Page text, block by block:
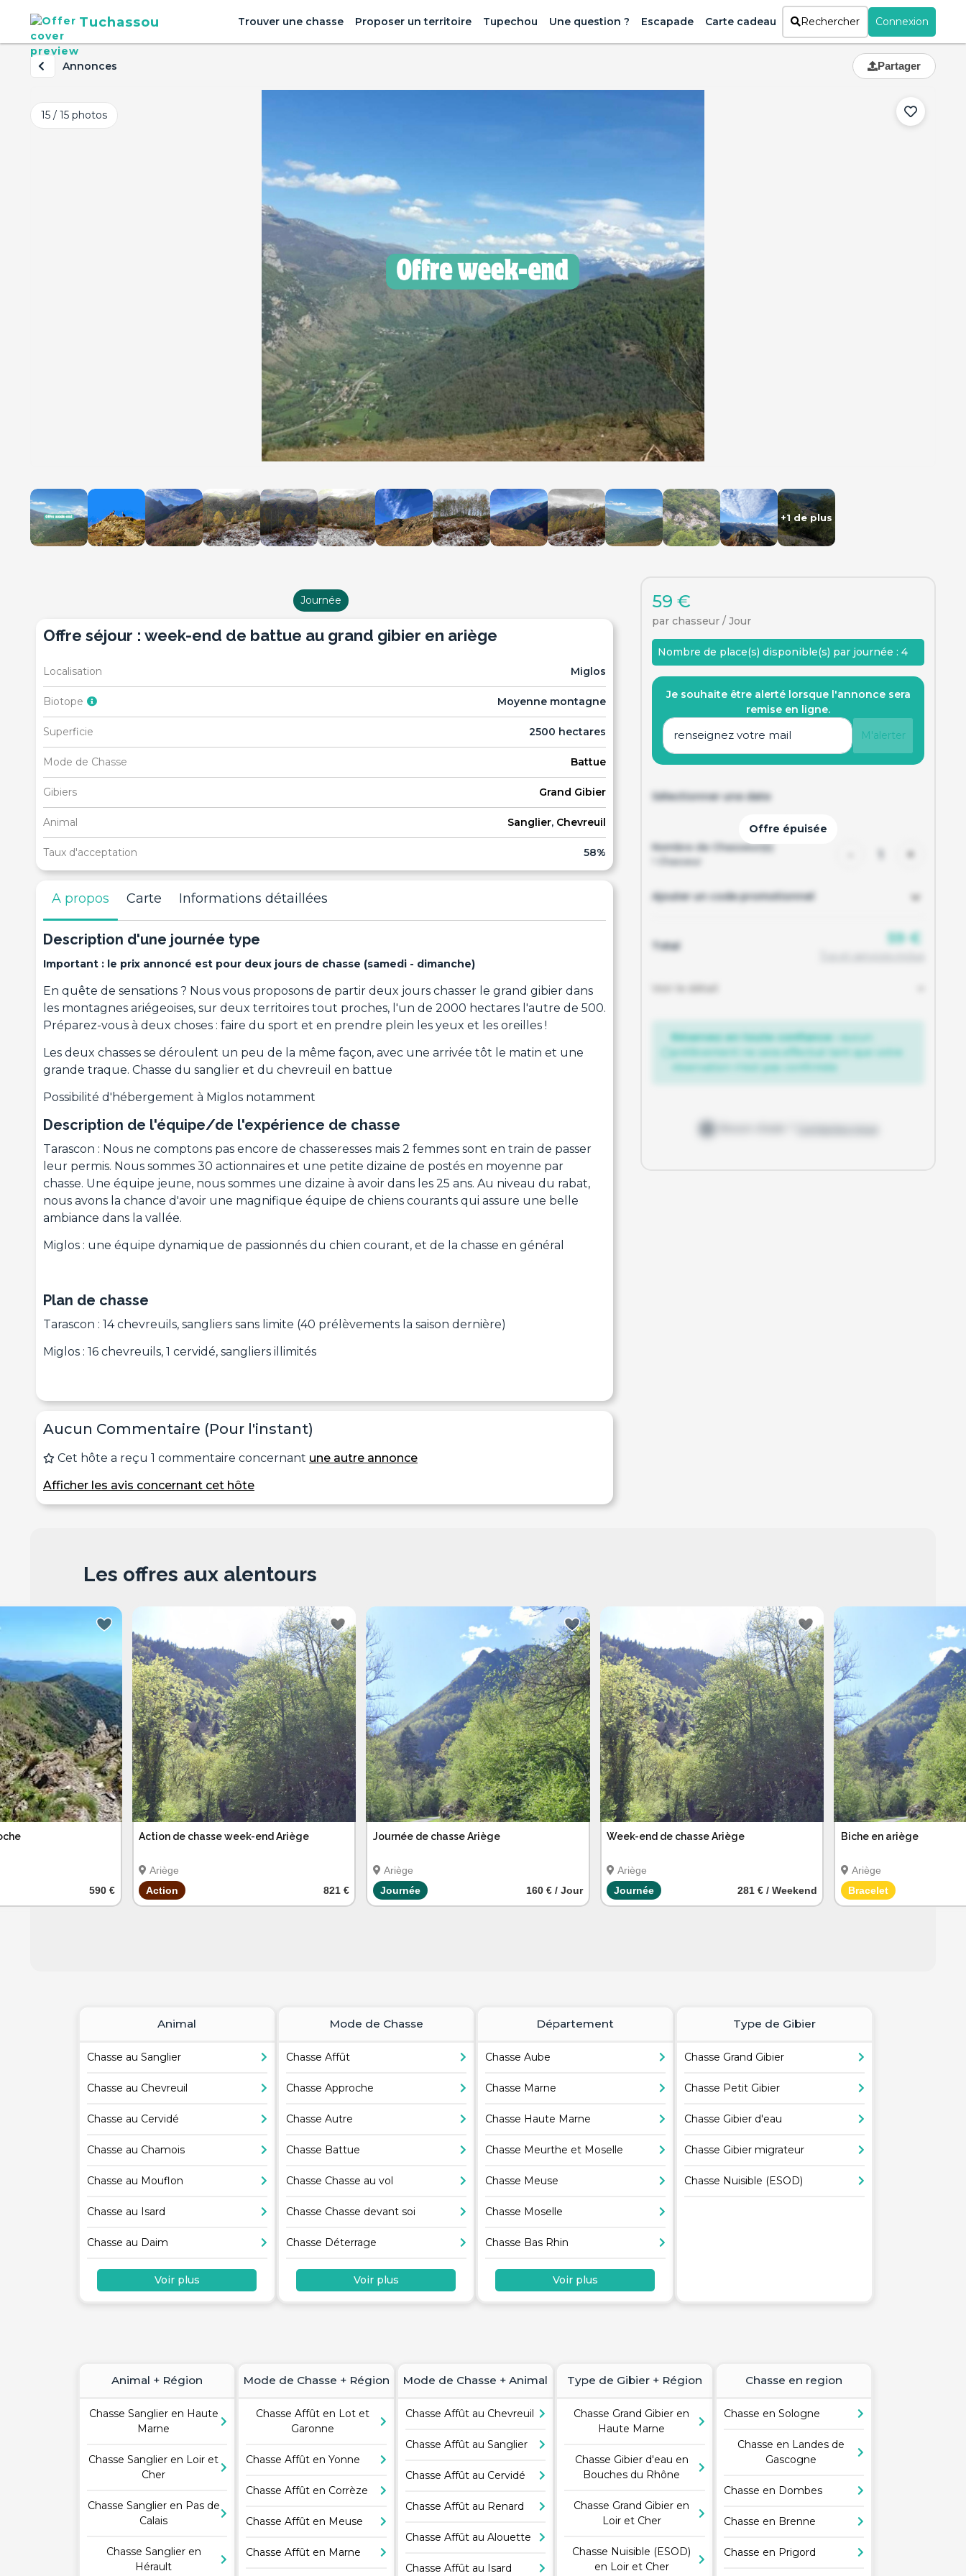
Tuchassou Trouver une chasse Proposer un territoire Tupechou Une question ? Escapade Carte cadeau Rechercher Connexion
Annonces Partager
+1 de plus
15 / 15 photos
Journée
offre séjour : week-end de battue au grand gibier en ariège
Localisation Miglos
Biotope Moyenne montagne
Superficie 2500 hectares
Mode de Chasse Battue
Gibiers Grand Gibier
Animal Sanglier, Chevreuil
Taux d'acceptation 58%
A propos Carte Informations détaillées
Description d'une journée type
Important : le prix annoncé est pour deux jours de chasse (samedi - dimanche)
En quête de sensations ? Nous vous proposons de partir deux jours chasser le grand gibier dans
les montagnes ariégeoises, sur deux territoires tout proches, l'un de 2000 hectares l'autre de 500.
Préparez-vous à deux choses : faire du sport et en prendre plein les yeux et les oreilles !
Les deux chasses se déroulent un peu de la même façon, avec une arrivée tôt le matin et une
grande traque. Chasse du sanglier et du chevreuil en battue
Possibilité d'hébergement à Miglos notamment
Description de l'équipe/de l'expérience de chasse
Tarascon : Nous ne comptons pas encore de chasseresses mais 2 femmes sont en train de passer
leur permis. Nous sommes 30 actionnaires et une petite dizaine de postés en moyenne par
chasse. Une équipe jeune, nous sommes une dizaine à avoir dans les 25 ans. Au niveau du rabat,
nous avons la chance d'avoir une magnifique équipe de chiens courants qui assure une belle
ambiance dans la vallée.
Miglos : une équipe dynamique de passionnés du chien courant, et de la chasse en général
Plan de chasse
Tarascon : 14 chevreuils, sangliers sans limite (40 prélèvements la saison dernière)
Miglos : 16 chevreuils, 1 cervidé, sangliers illimités
Aucun Commentaire (Pour l'instant)
Cet hôte a reçu 1 commentaire concernant une autre annonce
Afficher les avis concernant cet hôte
59 €
par chasseur / Jour
Nombre de place(s) disponible(s) par journée : 4
Je souhaite être alerté lorsque l'annonce sera
remise en ligne.
M'alerter
Sélectionner une date
Nombre de Chasseur(s)
Chasseur +
Ajouter un code promotionnel
Total 59 €
Voir le détail
Réservez en toute confiance :
aucun
prélèvement ne sera effectué tant que votre
réservation n'est pas confirmée
Contactez-nous
590 €
Action de chasse week-end Ariège
Ariège
Action
821 €
Journée de chasse Ariège
Ariège
Journée
160 € / Jour
Week-end de chasse Ariège
Ariège
Journée
281 € / Weekend
Biche en ariège
Ariège
Bracelet
Les offres aux alentours
Animal
Chasse au Sanglier
Chasse au Chevreuil
Chasse au Cervidé
Chasse au Chamois
Chasse au Mouflon
Chasse au Isard
Chasse au Daim
Voir plus
Mode de Chasse
Chasse Affût
Chasse Approche
Chasse Autre
Chasse Battue
Chasse Chasse au vol
Chasse Chasse devant soi
Chasse Déterrage
Voir plus
Département
Chasse Aube
Chasse Marne
Chasse Haute Marne
Chasse Meurthe et Moselle
Chasse Meuse
Chasse Moselle
Chasse Bas Rhin
Voir plus
Type de Gibier
Chasse Grand Gibier
Chasse Petit Gibier
Chasse Gibier d'eau
Chasse Gibier migrateur
Chasse Nuisible (ESOD)
Animal + Région
Chasse Sanglier en Haute
Marne
Chasse Sanglier en Loir et
Cher
Chasse Sanglier en Pas de
Calais
Chasse Sanglier en
Hérault
Mode de Chasse + Région
Chasse Affût en Lot et
Garonne
Chasse Affût en Yonne
Chasse Affût en Corrèze
Chasse Affût en Meuse
Chasse Affût en Marne
Mode de Chasse + Animal
Chasse Affût au Chevreuil
Chasse Affût au Sanglier
Chasse Affût au Cervidé
Chasse Affût au Renard
Chasse Affût au Alouette
Chasse Affût au Isard
Type de Gibier + Région
Chasse Grand Gibier en
Haute Marne
Chasse Gibier d'eau en
Bouches du Rhône
Chasse Grand Gibier en
Loir et Cher
Chasse Nuisible (ESOD)
en Loir et Cher
Chasse en region
Chasse en Sologne
Chasse en Landes de
Gascogne
Chasse en Dombes
Chasse en Brenne
Chasse en Prigord